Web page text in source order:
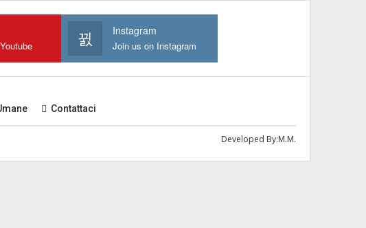
Instagram
Join us on Instagram
Contattaci
Developed By:M.M.